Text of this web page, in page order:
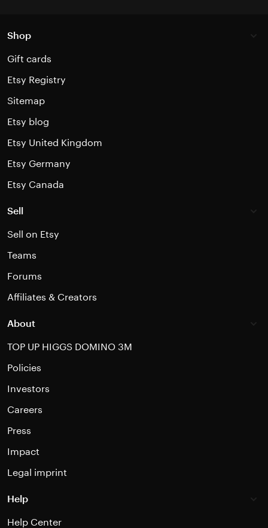
Shop
Gift cards
Etsy Registry
Sitemap
Etsy blog
Etsy United Kingdom
Etsy Germany
Etsy Canada
Sell
Sell on Etsy
Teams
Forums
Affiliates & Creators
About
TOP UP HIGGS DOMINO 3M
Policies
Investors
Careers
Press
Impact
Legal imprint
Help
Help Center